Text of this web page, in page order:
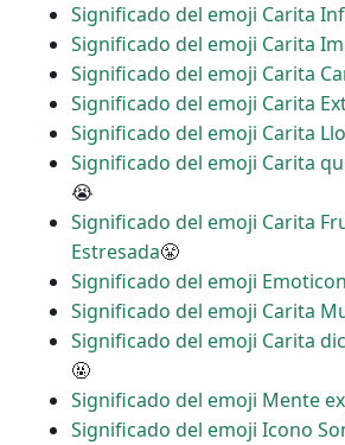
Significado del emoji Carita
Significado del emoji Carita
Significado del emoji Carita
Significado del emoji Carita
Significado del emoji Carita
Significado del emoji Carita
😭
Significado del emoji Carita
Estresada😤
Significado del emoji
Significado del emoji Carita
Significado del emoji Carita
🤬
Significado del emoji Mente
Significado del emoji Icono